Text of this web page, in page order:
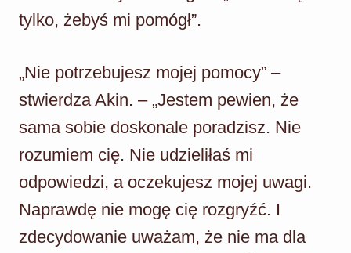
tylko, żebyś mi pomógł”.
„Nie potrzebujesz mojej pomocy” –
stwierdza Akin. – „Jestem pewien, że
sama sobie doskonale poradzisz. Nie
rozumiem cię. Nie udzieliłaś mi
odpowiedzi, a oczekujesz mojej uwagi.
Naprawdę nie mogę cię rozgryźć. I
zdecydowanie uważam, że nie ma dla